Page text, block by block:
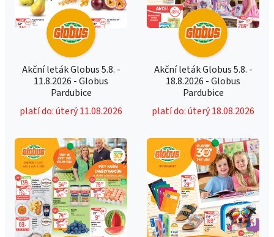
Akční leták Globus 5.8. -
11.8.2026 - Globus
Pardubice
platí do: úterý 11.08.2026
Akční leták Globus 5.8. -
18.8.2026 - Globus
Pardubice
platí do: úterý 18.08.2026